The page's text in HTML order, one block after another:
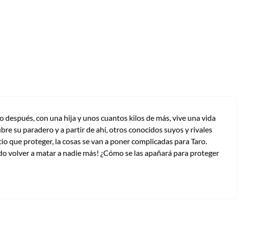
con una hija y unos cuantos kilos de más, vive una vida
su paradero y a partir de ahí, otros conocidos suyos y rivales
proteger, la cosas se van a poner complicadas para Taro.
volver a matar a nadie más! ¿Cómo se las apañará para proteger